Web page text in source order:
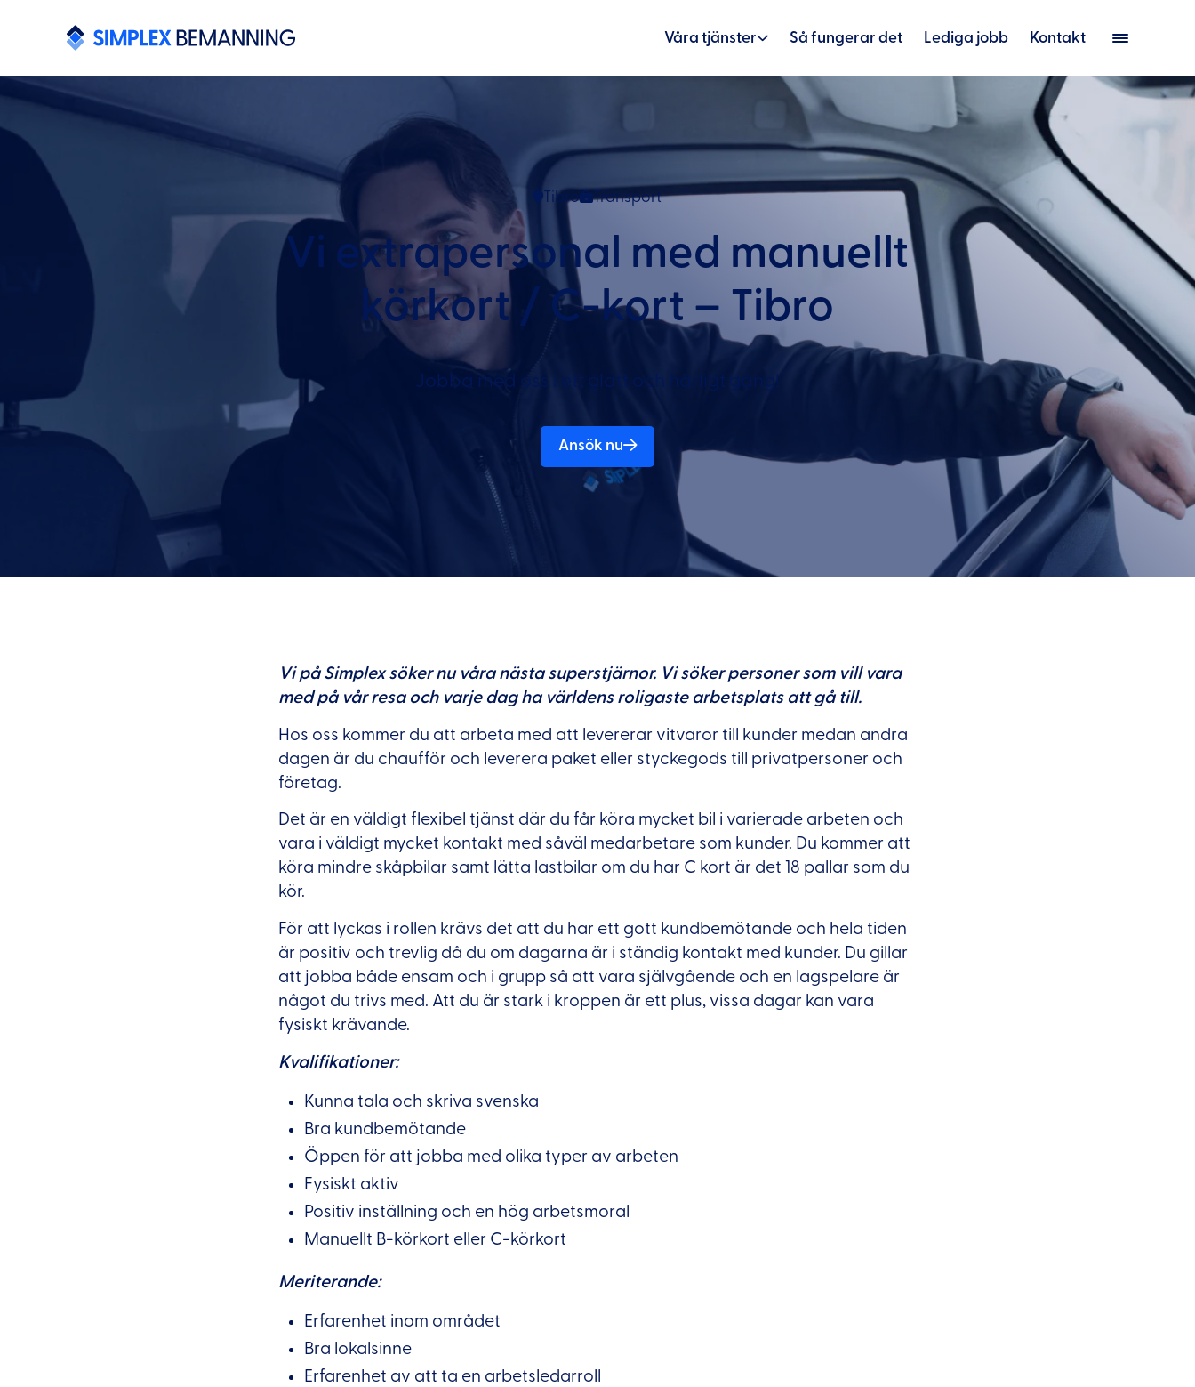
Våra tjänster Så fungerar det Lediga jobb Kontakt
Tibro Transport
Vi extrapersonal med manuellt
körkort / C-kort – Tibro
Jobba med oss i ett glatt och härligt gäng!
Ansök nu
Vi på Simplex söker nu våra nästa superstjärnor. Vi söker personer som vill vara
med på vår resa och varje dag ha världens roligaste arbetsplats att gå till.
Hos oss kommer du att arbeta med att levererar vitvaror till kunder medan andra
dagen är du chaufför och leverera paket eller styckegods till privatpersoner och
företag.
Det är en väldigt flexibel tjänst där du får köra mycket bil i varierade arbeten och
vara i väldigt mycket kontakt med såväl medarbetare som kunder. Du kommer att
köra mindre skåpbilar samt lätta lastbilar om du har C kort är det 18 pallar som du
kör.
För att lyckas i rollen krävs det att du har ett gott kundbemötande och hela tiden
är positiv och trevlig då du om dagarna är i ständig kontakt med kunder. Du gillar
att jobba både ensam och i grupp så att vara självgående och en lagspelare är
något du trivs med. Att du är stark i kroppen är ett plus, vissa dagar kan vara
fysiskt krävande.
Kvalifikationer:
Kunna tala och skriva svenska
Bra kundbemötande
Öppen för att jobba med olika typer av arbeten
Fysiskt aktiv
Positiv inställning och en hög arbetsmoral
Manuellt B-körkort eller C-körkort
Meriterande:
Erfarenhet inom området
Bra lokalsinne
Erfarenhet av att ta en arbetsledarroll